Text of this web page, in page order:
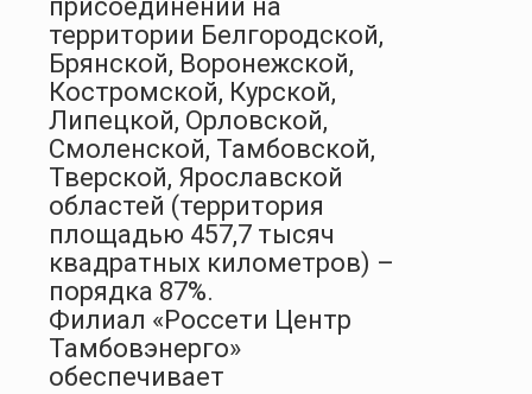
присоединений на
территории Белгородской,
Брянской, Воронежской,
Костромской, Курской,
Липецкой, Орловской,
Смоленской, Тамбовской,
Тверской, Ярославской
областей (территория
площадью 457,7 тысяч
квадратных километров) –
порядка 87%.
Филиал «Россети Центр
Тамбовэнерго»
обеспечивает